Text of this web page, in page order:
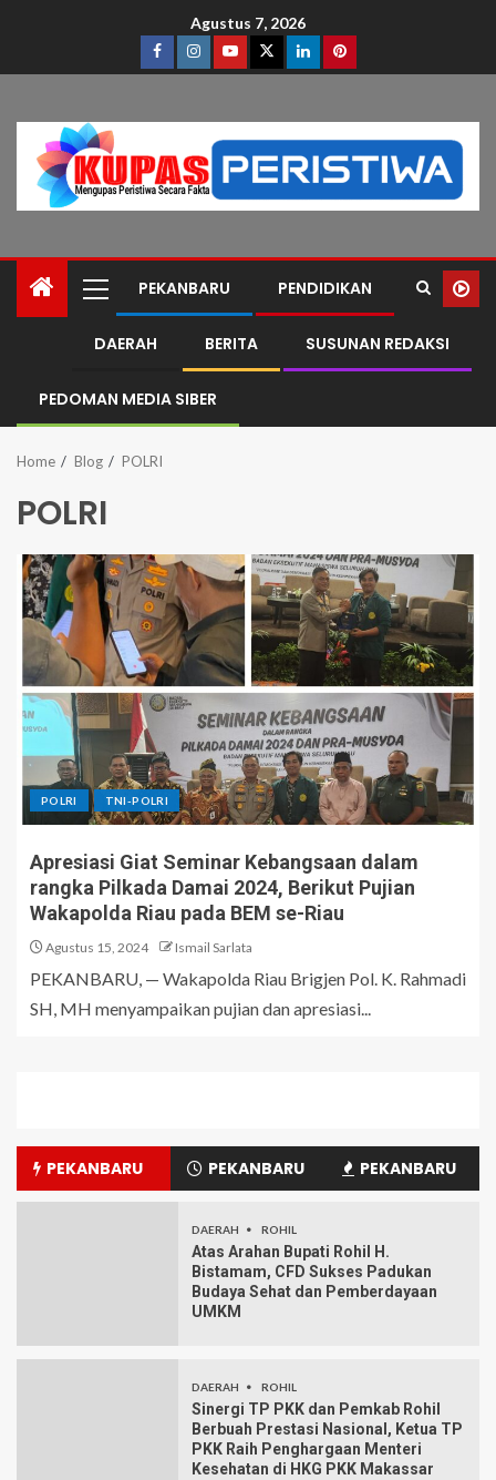
Agustus 7, 2026
PEKANBARU PENDIDIKAN
DAERAH BERITA SUSUNAN REDAKSI
PEDOMAN MEDIA SIBER
Home Blog POLRI
POLRI
POLRI TNI-POLRI
Apresiasi Giat Seminar Kebangsaan dalam
rangka Pilkada Damai 2024, Berikut Pujian
Wakapolda Riau pada BEM se-Riau
Agustus 15, 2024 Ismail Sarlata
PEKANBARU, — Wakapolda Riau Brigjen Pol. K. Rahmadi
SH, MH menyampaikan pujian dan apresiasi...
PEKANBARU PEKANBARU PEKANBARU
DAERAH ROHIL
Atas Arahan Bupati Rohil H.
Bistamam, CFD Sukses Padukan
Budaya Sehat dan Pemberdayaan
UMKM
DAERAH ROHIL
Sinergi TP PKK dan Pemkab Rohil
Berbuah Prestasi Nasional, Ketua TP
PKK Raih Penghargaan Menteri
Kesehatan di HKG PKK Makassar